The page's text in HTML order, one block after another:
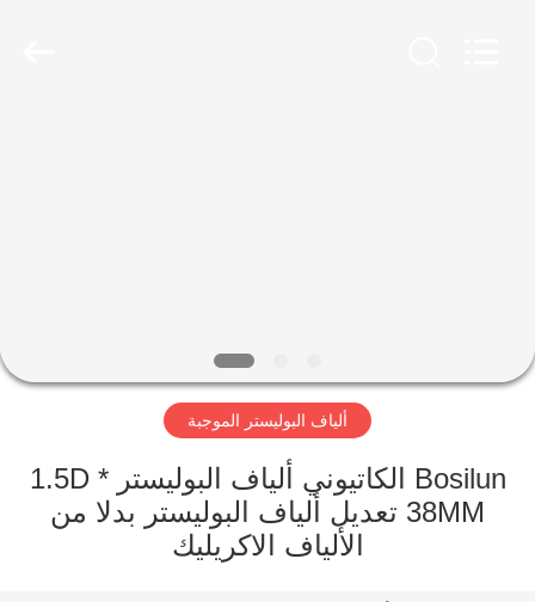
فيديو
عنا
ألياف البوليستر الموجبة
Bosilun الكاتيوني ألياف البوليستر 1.5D *
38MM تعديل ألياف البوليستر بدلا من
الألياف الاكريليك